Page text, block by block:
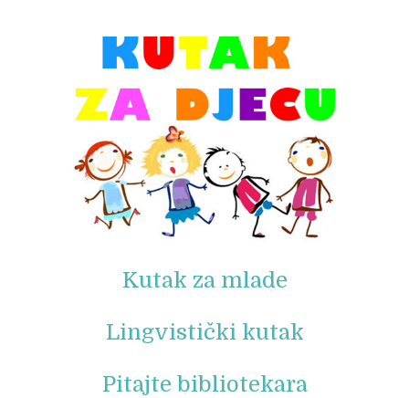
Kutak za mlade
Lingvistički kutak
Pitajte bibliotekara